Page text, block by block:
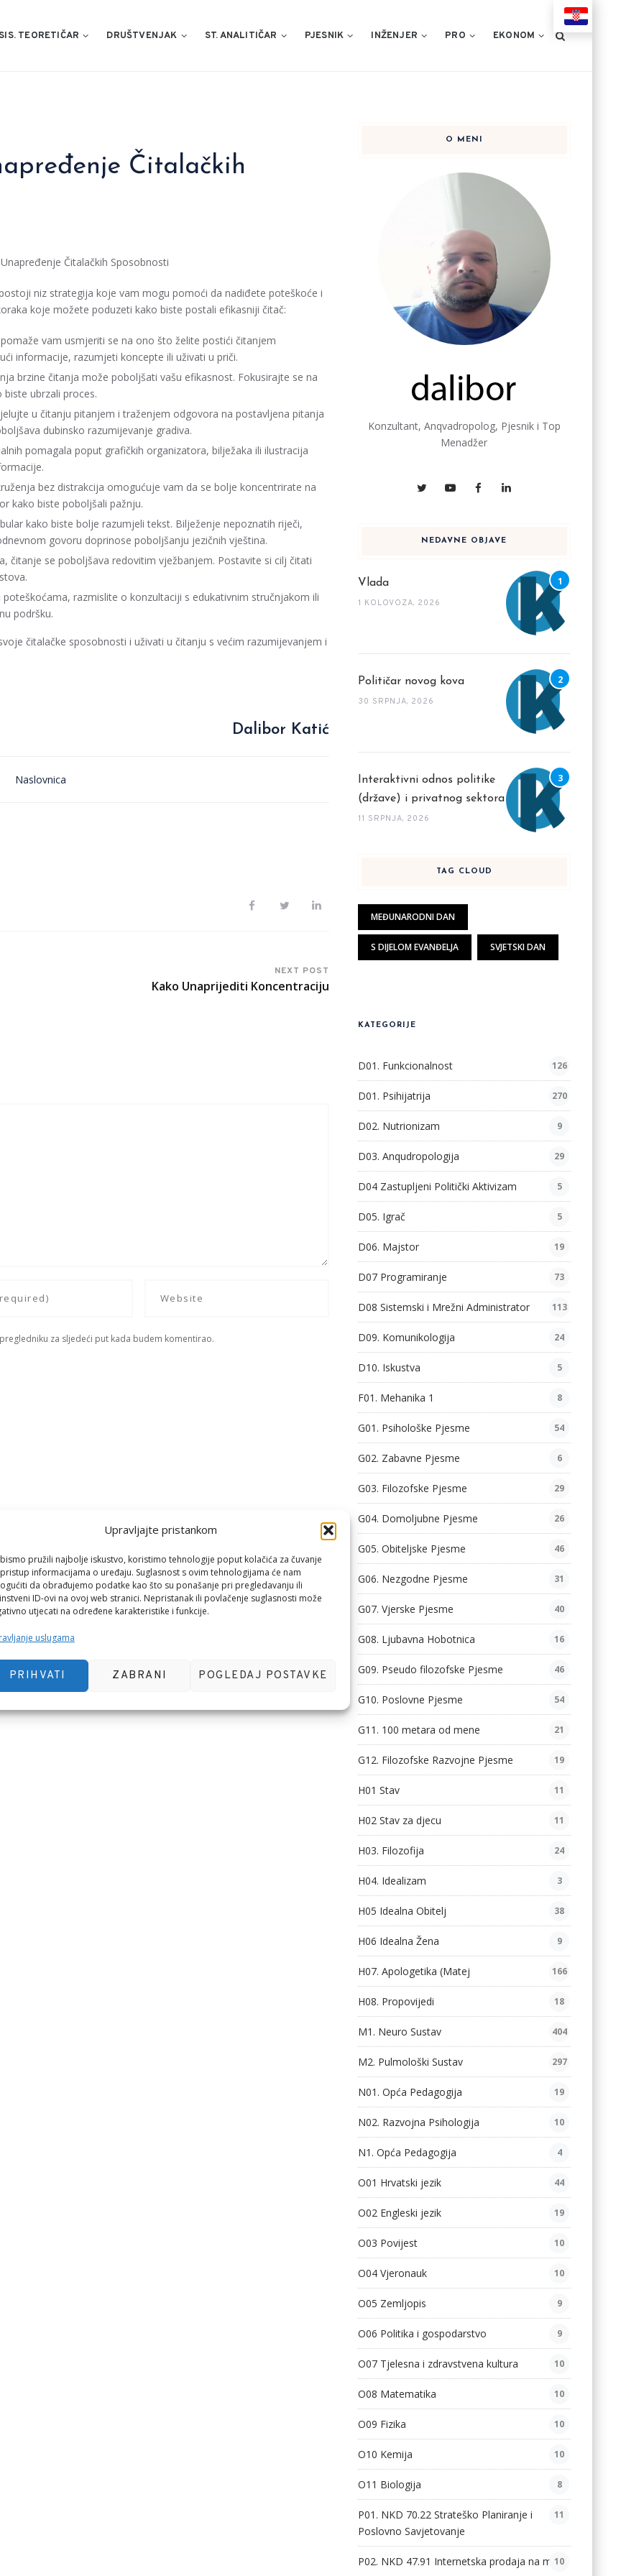
Upravljajte pristankom
pružili najbolje iskustvo, koristimo tehnologije poput kolačića za čuvanje
informacijama o uređaju. Suglasnost s ovim tehnologijama će nam
da obrađujemo podatke kao što su ponašanje pri pregledavanju ili
ID-ovi na ovoj web stranici. Nepristanak ili povlačenje suglasnosti može
utjecati na određene karakteristike i funkcije.
uslugama
PRIHVATI ZABRANI POGLEDAJ POSTAVKE
SIS. TEORETIČAR DRUŠTVENJAK ST. ANALITIČAR PJESNIK INŽENJER PRO EKONOM
Čitalačkih
Čitalačkih Sposobnosti
niz strategija koje vam mogu pomoći da nadiđete poteškoće i
koje možete poduzeti kako biste postali efikasniji čitač:
vam usmjeriti se na ono što želite postići čitanjem
informacije, razumjeti koncepte ili uživati u priči.
brzine čitanja može poboljšati vašu efikasnost. Fokusirajte se na
ubrzali proces.
u čitanju pitanjem i traženjem odgovora na postavljena pitanja
dubinsko razumijevanje gradiva.
pomagala poput grafičkih organizatora, bilježaka ili ilustracija
bez distrakcija omogućuje vam da se bolje koncentrirate na
kako biste poboljšali pažnju.
kako biste bolje razumjeli tekst. Bilježenje nepoznatih riječi,
govoru doprinose poboljšanju jezičnih vještina.
čitanje se poboljšava redovitim vježbanjem. Postavite si cilj čitati
razmislite o konzultaciji s edukativnim stručnjakom ili
podršku.
čitalačke sposobnosti i uživati u čitanju s većim razumijevanjem i
Dalibor Katić
Naslovnica
NEXT POST
Kako Unaprijediti Koncentraciju
za sljedeći put kada budem komentirao.
O MENI
Konzultant, Anqvadropolog, Pjesnik i Top
Menadžer
NEDAVNE OBJAVE
Vlada
1 KOLOVOZA, 2026
Političar novog kova
30 SRPNJA, 2026
Interaktivni odnos politike
(države) i privatnog sektora
11 SRPNJA, 2026
TAG CLOUD
MEĐUNARODNI DAN
S DIJELOM EVANĐELJA SVJETSKI DAN
KATEGORIJE
D01. Funkcionalnost 126
D01. Psihijatrija 270
D02. Nutrionizam 9
D03. Anqudropologija 29
D04 Zastupljeni Politički Aktivizam 5
D05. Igrač 5
D06. Majstor 19
D07 Programiranje 73
D08 Sistemski i Mrežni Administrator 113
D09. Komunikologija 24
D10. Iskustva 5
F01. Mehanika 1 8
G01. Psihološke Pjesme 54
G02. Zabavne Pjesme 6
G03. Filozofske Pjesme 29
G04. Domoljubne Pjesme 26
G05. Obiteljske Pjesme 46
G06. Nezgodne Pjesme 31
G07. Vjerske Pjesme 40
G08. Ljubavna Hobotnica 16
G09. Pseudo filozofske Pjesme 46
G10. Poslovne Pjesme 54
G11. 100 metara od mene 21
G12. Filozofske Razvojne Pjesme 19
H01 Stav 11
H02 Stav za djecu 11
H03. Filozofija 24
H04. Idealizam 3
H05 Idealna Obitelj 38
H06 Idealna Žena 9
H07. Apologetika (Matej 166
H08. Propovijedi 18
M1. Neuro Sustav 404
M2. Pulmološki Sustav 297
N01. Opća Pedagogija 19
N02. Razvojna Psihologija 10
N1. Opća Pedagogija 4
O01 Hrvatski jezik 44
O02 Engleski jezik 19
O03 Povijest 10
O04 Vjeronauk 10
O05 Zemljopis 9
O06 Politika i gospodarstvo 9
O07 Tjelesna i zdravstvena kultura 10
O08 Matematika 10
O09 Fizika 10
O10 Kemija 10
O11 Biologija 8
P01. NKD 70.22 Strateško Planiranje i
Poslovno Savjetovanje
11
P02. NKD 47.91 Internetska prodaja na malo
10